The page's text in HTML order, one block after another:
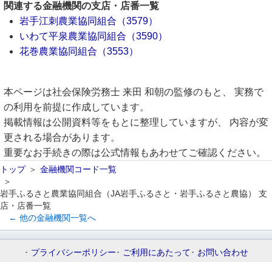
関連する金融機関の支店・店番一覧
岩手江刺農業協同組合（3579）
いわて平泉農業協同組合（3590）
花巻農業協同組合（3553）
本ページは社会保険労務士 来田 和朝の監修のもと、 実務で
の利用を前提に作成しています。
掲載情報は公開資料等をもとに整理していますが、 内容が変
更される場合があります。
重要なお手続きの際は公式情報もあわせてご確認ください。
トップ 金融機関コード一覧
岩手ふるさと農業協同組合（JA岩手ふるさと・岩手ふるさと農協） 支
店・店番一覧
← 他の金融機関一覧へ
プライバシーポリシー ご利用にあたって
お問い合わせ